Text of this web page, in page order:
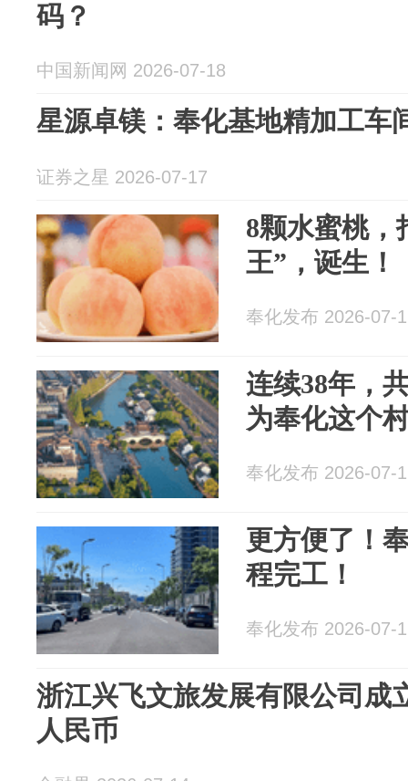
码？
中国新闻网 2026-07-18
星源卓镁：奉化基地精加工车
证券之星 2026-07-17
8颗水蜜桃，
王”，诞生！
奉化发布 2026-07-
连续38年，
为奉化这个
奉化发布 2026-07-
更方便了！
程完工！
奉化发布 2026-07-
浙江兴飞文旅发展有限公司成
人民币